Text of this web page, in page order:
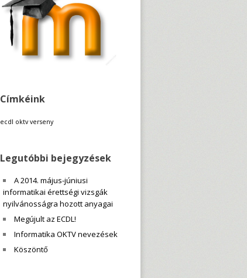
Címkéink
ecdl oktv verseny
Legutóbbi bejegyzések
A 2014. május-júniusi
informatikai érettségi vizsgák
nyilvánosságra hozott anyagai
Megújult az ECDL!
Informatika OKTV nevezések
Köszöntő